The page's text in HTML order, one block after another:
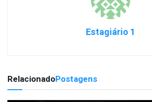
Estagiário 1
RelacionadoPostagens